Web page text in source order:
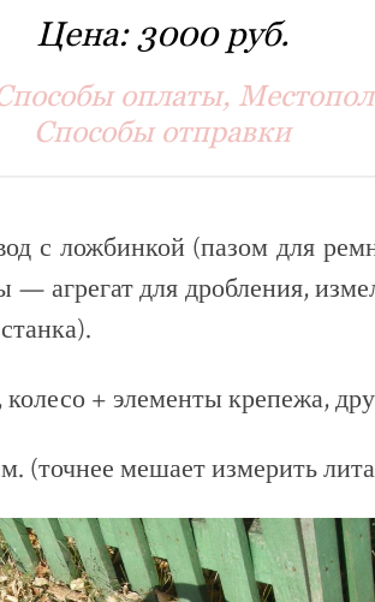
Цена: 3000 руб.
оплаты,
Способы отправки
с ложбинкой (пазом для
агрегат для дробления,
колесо + элементы крепежа,
(точнее мешает измерить